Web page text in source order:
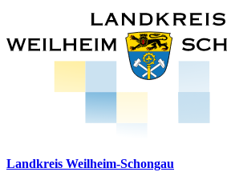
Landkreis Weilheim-Schongau